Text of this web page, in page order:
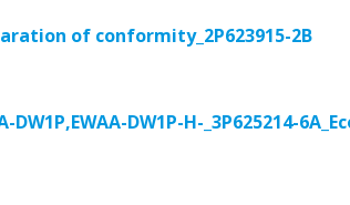
of conformity_2P623915-2B
DW1P,EWAA-DW1P-H-_3P625214-